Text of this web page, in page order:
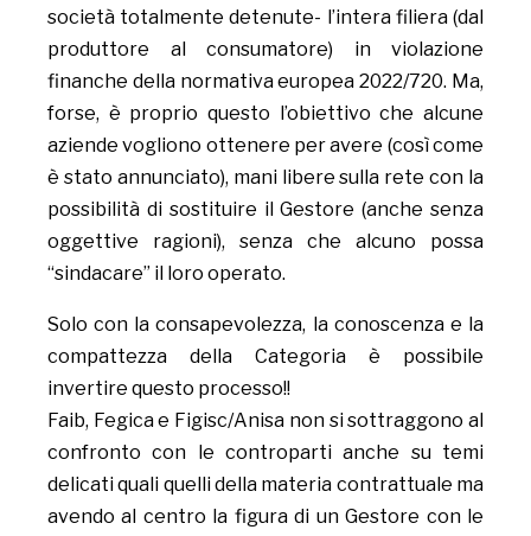
società totalmente detenute- l’intera filiera (dal
produttore al consumatore) in violazione
finanche della normativa europea 2022/720. Ma,
forse, è proprio questo l’obiettivo che alcune
aziende vogliono ottenere per avere (così come
è stato annunciato), mani libere sulla rete con la
possibilità di sostituire il Gestore (anche senza
oggettive ragioni), senza che alcuno possa
“sindacare” il loro operato.
Solo con la consapevolezza, la conoscenza e la
compattezza della Categoria è possibile
invertire questo processo!!
Faib, Fegica e Figisc/Anisa non si sottraggono al
confronto con le controparti anche su temi
delicati quali quelli della materia contrattuale ma
avendo al centro la figura di un Gestore con le